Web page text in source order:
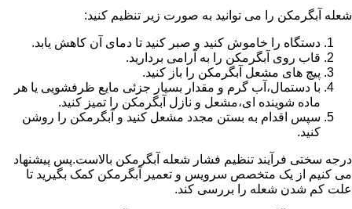
شعله آبگرمکن را می توانید به صورت زیر تنظیم کنید:
دستگاه را خاموش کنید و صبر کنید تا دمای آن کاهش یابد.
قاب روی آبگرمکن را به آرامی بردارید.
پیچ های مشعل آبگرمکن را باز کنید.
با دستمال،آب گرم و مقدار بسیار جزئی مایع ظرفشویی یا هر
ماده شوینده ای،مشعل و نازل آبگرمکن را تمیز کنید.
سپس اقدام به بستن مجدد مشعل کنید و آبگرمکن را روشن
کنید.
درجه سختی فرآیند تنظیم فشار شعله آبگرمکن بالاست.پس پیشنهاد
می کنیم از یک متخصص سرویس و تعمیر آبگرمکن کمک بگیرید تا
علت کم شدن شعله را بررسی کند.